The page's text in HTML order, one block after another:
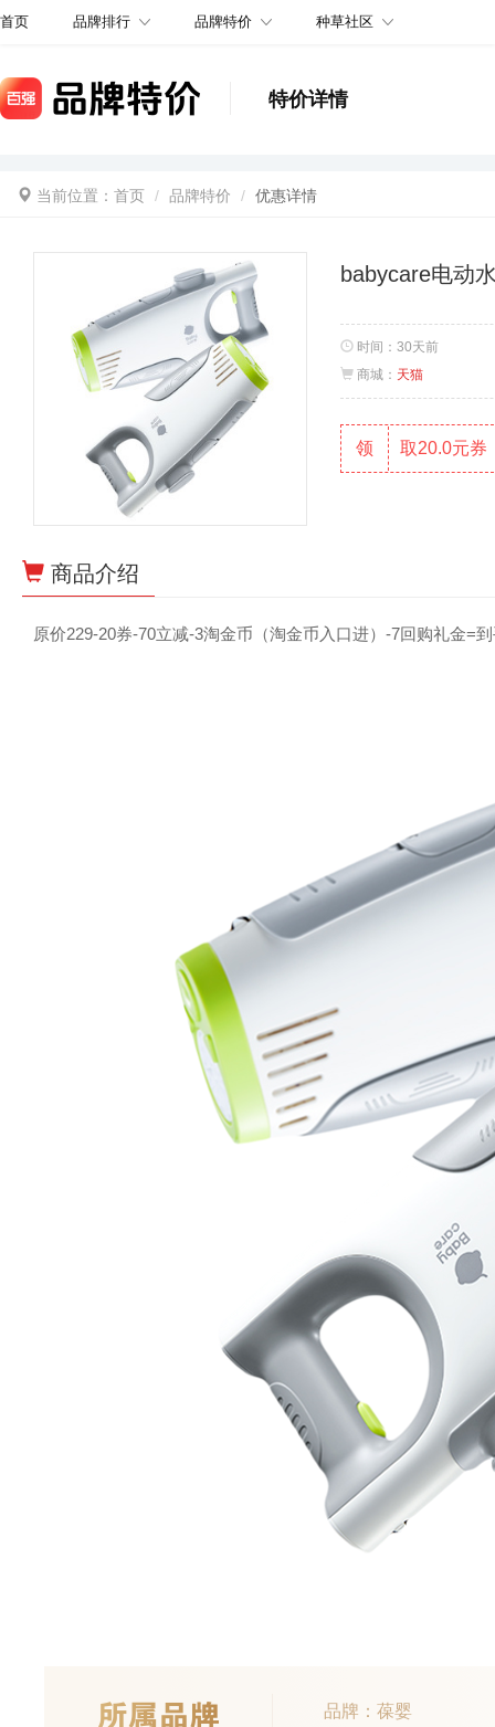
首页 品牌排行 品牌特价 种草社区
特价详情
当前位置： 首页 品牌特价 优惠详情
babycare电动
时间： 30天前
商城： 天猫
领 取20.0元券
商品介绍
原价229-20券-70立减-3淘金币（淘金币入口进）-7回购礼金=
品牌：葆婴